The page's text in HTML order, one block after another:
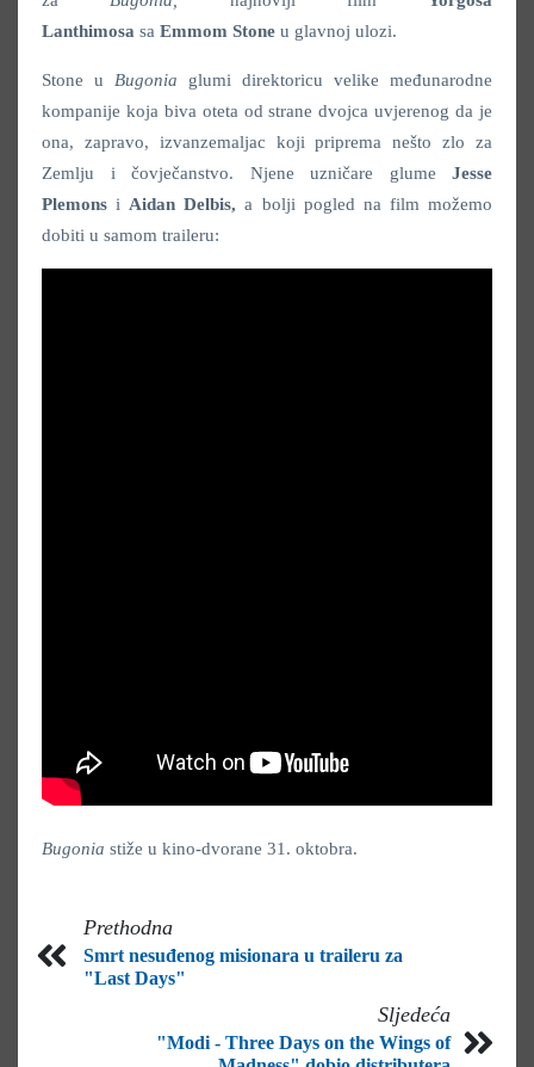
Lanthimosa sa Emmom Stone u glavnoj ulozi.
Stone u Bugonia glumi direktoricu velike međunarodne
kompanije koja biva oteta od strane dvojca uvjerenog da je
ona, zapravo, izvanzemaljac koji priprema nešto zlo za
Zemlju i čovječanstvo. Njene uzničare glume Jesse
Plemonsi Aidan Delbis,a bolji pogled na film možemo
dobiti u samom traileru:
Bugonia stiže u kino-dvorane 31. oktobra.
Prethodna
Smrt nesuđenog misionara u traileru za
"Last Days"
Sljedeća
"Modi - Three Days on the Wings of